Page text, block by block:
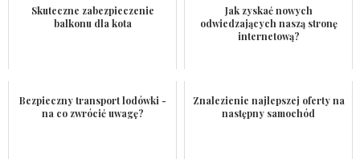
Skuteczne zabezpieczenie
balkonu dla kota
Jak zyskać nowych
odwiedzających naszą stronę
internetową?
Bezpieczny transport lodówki -
na co zwrócić uwagę?
Znalezienie najlepszej oferty na
następny samochód